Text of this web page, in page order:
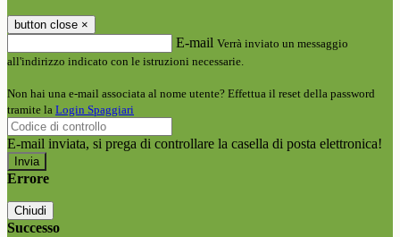
button close ×
E-mail Verrà inviato un messaggio
all'indirizzo indicato con le istruzioni necessarie.
Non hai una e-mail associata al nome utente? Effettua il reset della password
tramite la Login Spaggiari
E-mail inviata, si prega di controllare la casella di posta elettronica!
Errore
Chiudi
Successo